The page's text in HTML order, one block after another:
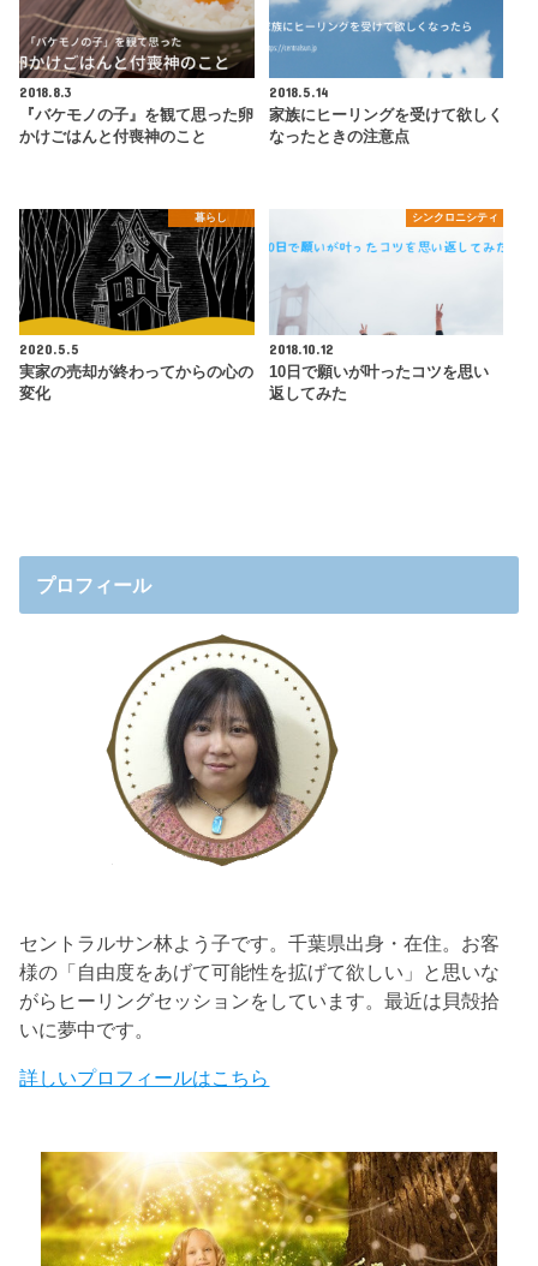
2018.8.3
『バケモノの子』を観て思った卵
かけごはんと付喪神のこと
2018.5.14
家族にヒーリングを受けて欲しく
なったときの注意点
暮らし
2020.5.5
実家の売却が終わってからの心の
変化
シンクロニシティ
2018.10.12
10日で願いが叶ったコツを思い
返してみた
プロフィール
セントラルサン林よう子です。千葉県出身・在住。お客
様の「自由度をあげて可能性を拡げて欲しい」と思いな
がらヒーリングセッションをしています。最近は貝殻拾
いに夢中です。
詳しいプロフィールはこちら